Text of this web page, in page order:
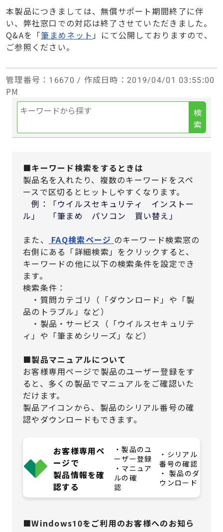
本製品につきましては、無償サポート期間終了に伴
い、弊社窓口での対応は終了させていただきました。
Q&Aを「筆まめネット 」にて公開しておりますので、
ご参照ください。
管理番号 ：16670 / 作成日時 ：2019/04/01 03:55:00
PM
検
索
■キーワード検索をするときは
製品名を入れたり、複数のキーワードをスペ
ースで区切るとヒットしやすくなります。
例：「ウイルスセキュリティ インストー
ル」 「筆まめ パソコン 買い替え」
また、
FAQ検索ページ のキーワード検索窓の
右側にある「詳細検索」をクリックすると、
キーワードの他に以下の検索条件を設定でき
ます。
検索条件：
・質問カテゴリ（「ダウンロード」や「製
品のトラブル」など）
・製品・サービス（「ウイルスセキュリテ
ィ」や「筆まめシリーズ」など）
■製品マニュアルについて
お客様専用ページで製品のユーザー登録をす
ると、多くの製品でマニュアルをご確認いた
だけます。
製品アイコンから、製品のシリアル番号の確
認やダウンロードもできます。
お客様専用ペ
ージで
製品情報を確
認する
・製品のユ
ーザー登録
・マニュア
ルの確
認
・シリアル
番号の確認
・ 製品のダ
ウンロード
■Windows10をご利用のお客様へのお知ら